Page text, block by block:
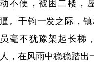
动不便，被困二楼，
逼。千钧一发之际，
员毫不犹豫架起长梯
人，在风雨中稳稳踏出